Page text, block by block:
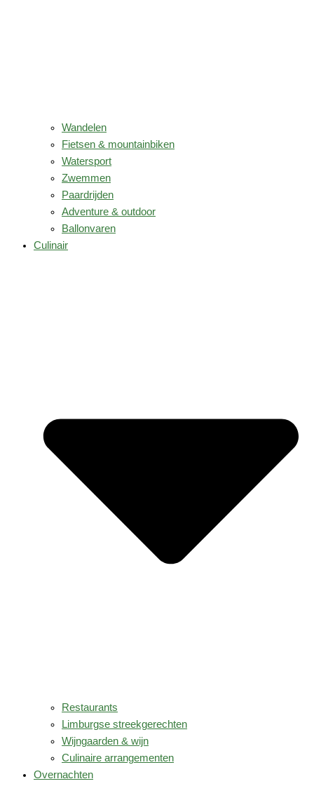
Wandelen
Fietsen & mountainbiken
Watersport
Zwemmen
Paardrijden
Adventure & outdoor
Ballonvaren
Culinair
Restaurants
Limburgse streekgerechten
Wijngaarden & wijn
Culinaire arrangementen
Overnachten